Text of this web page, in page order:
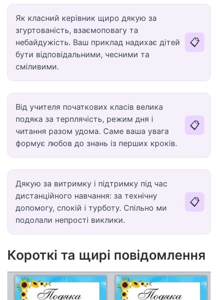
Як класний керівник щиро дякую за
згуртованість, взаємоповагу та
небайдужість. Ваш приклад надихає дітей
бути відповідальними, чесними та
сміливими.
📋
Від учителя початкових класів велика
подяка за терплячість, режим дня і
читання разом удома. Саме ваша увага
формує любов до знань із перших кроків.
📋
Дякую за витримку і підтримку під час
дистанційного навчання: за технічну
допомогу, спокій і турботу. Спільно ми
подолали непрості виклики.
📋
Короткі та щирі повідомлення